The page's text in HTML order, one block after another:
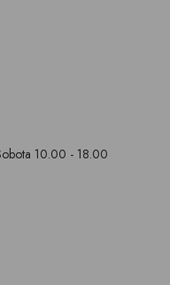
10.00 - 18.00